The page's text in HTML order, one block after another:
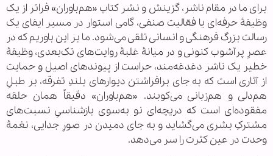
برای ما در مقام ناشر، گزینش و نشر کتاب «هم‌باوران» فراتر از یک
وظیفۀ حرفه‌ای یا فعّالیت صنفی، گامی استوار در مسیر ایفای یک
رسالت بزرگ فرهنگی و انسانی تلقی می‌شود. ما بر این باوریم که در
عصرِ پرآشوب کنونی و در میانۀ غلبۀ روایت‌های تک‌بعدی، وظیفۀ
خطیر یک ناشر دغدغه‌مند، حراست از پیوندهای اصیل و حمایت
از آثاری است که به جای برافراشتن دیوارهای بلندِ تفرقه، بر طبلِ
هم‌دلی و هم‌زبانی می‌کوبند. «هم‌باوران» دقیقاً همان حلقه
مفقوده‌ای است که دریچه‌ای نو به‌سوی بازشناسیِ نسبت‌های
مشترکِ بشری می‌گشاید و به جای دمیدن در صورِ جدایی، نغمۀ
وحدت در عین کثرت را سر می‌دهد.